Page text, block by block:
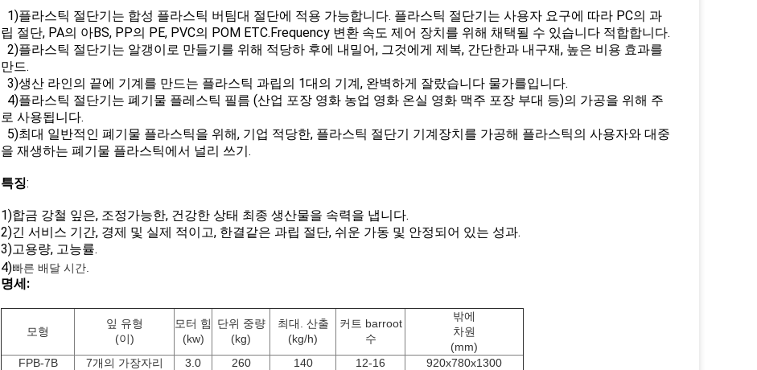
1)플라스틱 절단기는 합성 플라스틱 버팀대 절단에 적용 가능합니다. 플라스틱 절단기는 사용자 요구에 따라 PC의 과
립 절단, PA의 아BS, PP의 PE, PVC의 POM ETC.Frequency 변환 속도 제어 장치를 위해 채택될 수 있습니다 적합합니다.
2)플라스틱 절단기는 알갱이로 만들기를 위해 적당하 후에 내밀어, 그것에게 제복, 간단한과 내구재, 높은 비용 효과를
만드.
3)생산 라인의 끝에 기계를 만드는 플라스틱 과립의 1대의 기계, 완벽하게 잘랐습니다 물가를입니다.
4)플라스틱 절단기는 폐기물 플레스틱 필름 (산업 포장 영화 농업 영화 온실 영화 맥주 포장 부대 등)의 가공을 위해 주
로 사용됩니다.
5)최대 일반적인 폐기물 플라스틱을 위해, 기업 적당한, 플라스틱 절단기 기계장치를 가공해 플라스틱의 사용자와 대중
을 재생하는 폐기물 플라스틱에서 널리 쓰기.
특징:
1)합금 강철 잎은, 조정가능한, 건강한 상태 최종 생산물을 속력을 냅니다.
2)긴 서비스 기간, 경제 및 실제 적이고, 한결같은 과립 절단, 쉬운 가동 및 안정되어 있는 성과.
3)고용량, 고능률.
4)빠른 배달 시간.
명세:
모형
잎 유형
(이)
모터 힘
(kw)
단위 중량
(kg)
최대. 산출
(kg/h)
커트 barroot
수
밖에
차원
(mm)
FPB-7B
7개의 가장자리 3.0 260 140 12-16
920x780x1300